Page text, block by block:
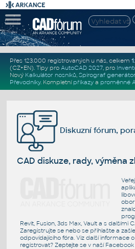
Přes 123.000 registrovaných u nás, celkem
(CZ+EN). Tipy pro AutoCAD 2027, pro
Nový Kalkulátor nosníků, Spirograf generátor
Převodníky. Kompletní příkazya proměnné
Diskuzní fórum,
CAD diskuze, rady, výměna
Revit, Fusion, 3ds Max, Vault a s dalšími
Zaregistrujte se nebo se přihlašte a
odpovídajícího fóra. Viz další informace o
registrovat? Zeptejte se v naší